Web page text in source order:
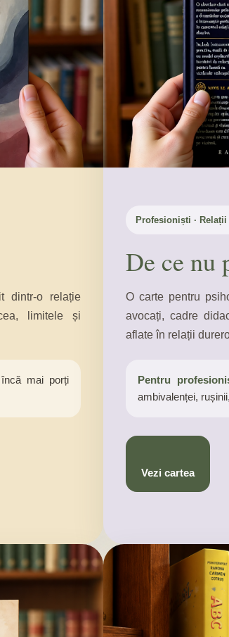
dintr-o relație
limitele și
mai porți
Profesioniști ·
De ce nu
O carte pentru
avocați, cadre
aflate în relații
Pentru
ambivalenței,
Vezi cartea